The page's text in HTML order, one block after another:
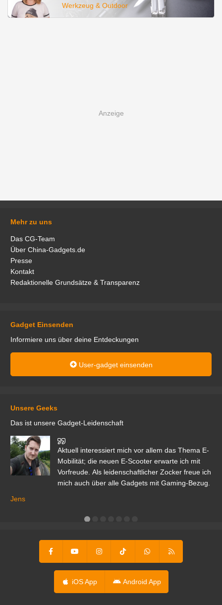
Werkzeug & Outdoor
Mehr zu uns
Das CG-Team
Über China-Gadgets.de
Presse
Kontakt
Redaktionelle Grundsätze & Transparenz
Gadget Einsenden
Informiere uns über deine Entdeckungen
User-gadget einsenden
Unsere Geeks
Das ist unsere Gadget-Leidenschaft
Aktuell interessiert mich vor allem das Thema E-
Mobilität; die neuen E-Scooter erwarte ich mit
Vorfreude. Als leidenschaftlicher Zocker freue ich
mich auch über alle Gadgets mit Gaming-Bezug.
Jens
iOS App Android App